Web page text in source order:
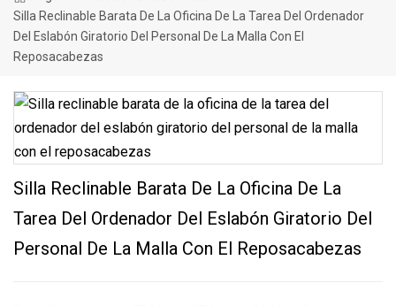
Silla Reclinable Barata De La Oficina De La Tarea Del Ordenador
Del Eslabón Giratorio Del Personal De La Malla Con El
Reposacabezas
Silla Reclinable Barata De La Oficina De La
Tarea Del Ordenador Del Eslabón Giratorio Del
Personal De La Malla Con El Reposacabezas